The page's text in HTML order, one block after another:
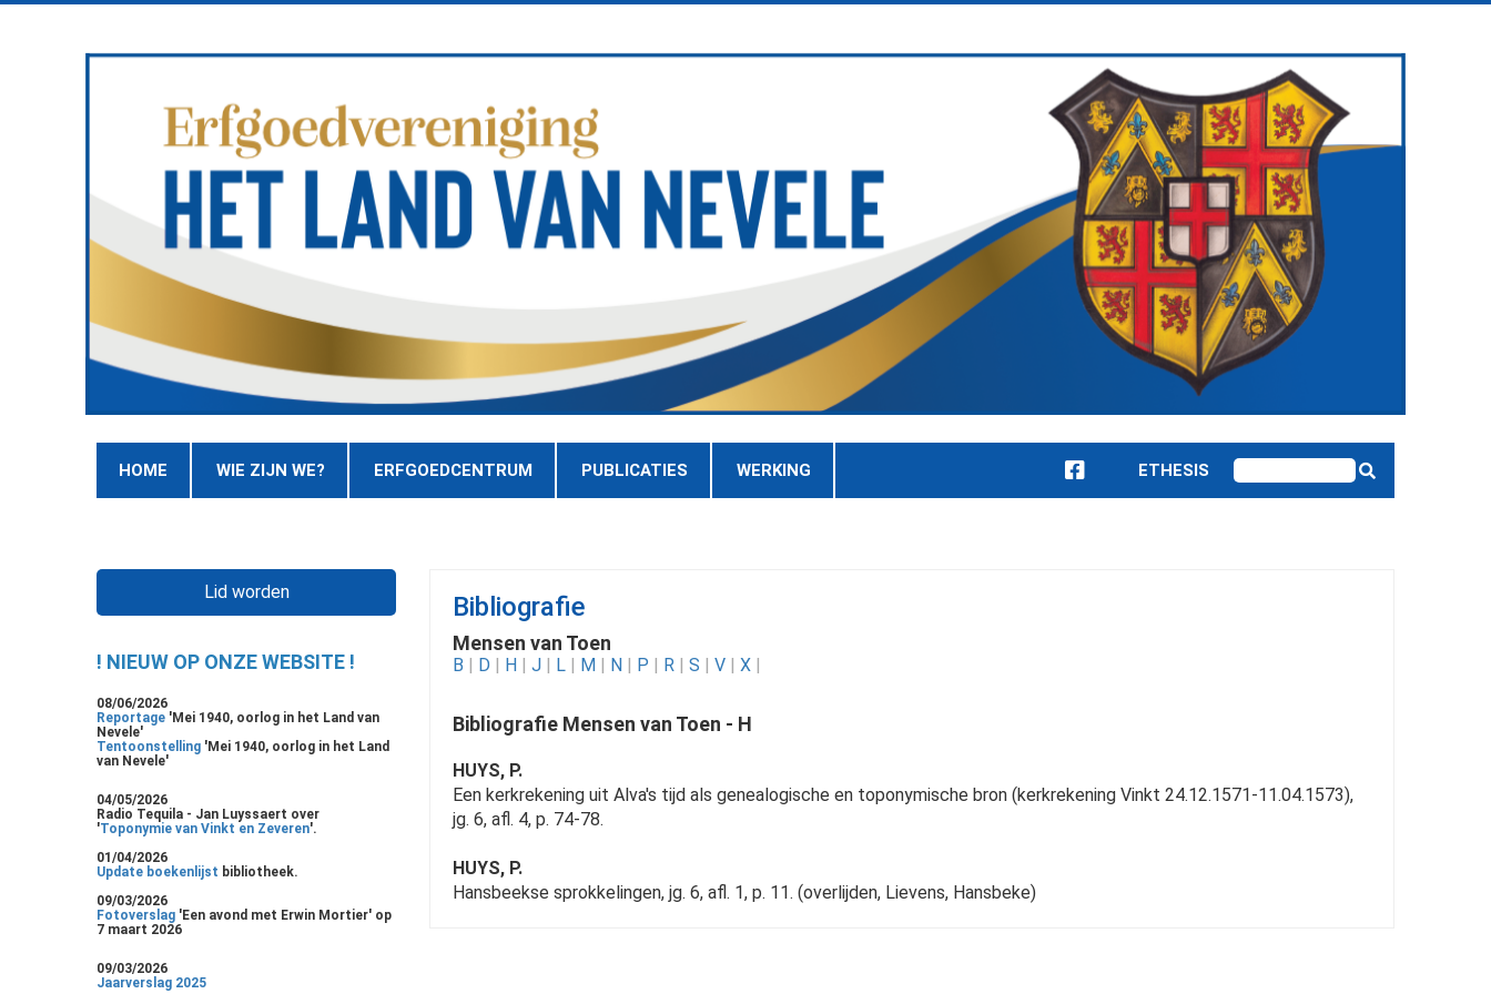
HOME WIE ZIJN WE? ERFGOEDCENTRUM PUBLICATIES WERKING ETHESIS
Lid worden
! NIEUW OP ONZE WEBSITE !
08/06/2026
Reportage 'Mei 1940, oorlog in het Land van
Nevele'
Tentoonstelling 'Mei 1940, oorlog in het Land
van Nevele'
04/05/2026
Radio Tequila - Jan Luyssaert over
'Toponymie van Vinkt en Zeveren'.
01/04/2026
Update boekenlijst bibliotheek.
09/03/2026
Fotoverslag 'Een avond met Erwin Mortier' op
7 maart 2026
09/03/2026
Jaarverslag 2025
Bibliografie
Mensen van Toen
B | D | H | J | L | M | N | P | R | S | V | X |
Bibliografie Mensen van Toen - H
HUYS, P.
Een kerkrekening uit Alva's tijd als genealogische en toponymische bron (kerkrekening Vinkt 24.12.1571-11.04.1573),
jg. 6, afl. 4, p. 74-78.
HUYS, P.
Hansbeekse sprokkelingen, jg. 6, afl. 1, p. 11. (overlijden, Lievens, Hansbeke)